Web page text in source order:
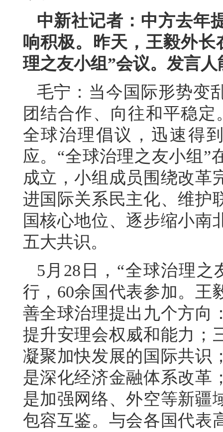
中新社记者：中方去年
响积极。昨天，王毅外
理之友小组”会议。发言
毛宁：当今国际形势变
团结合作、向往和平稳
全球治理倡议，迅速得
应。“全球治理之友小组”
成立，小组成员围绕改革
进国际关系民主化、维护
国核心地位、逐步缩小南
五大共识。
5月28日，“全球治理
行，60余国代表参加。王
善全球治理提出九个方向
提升安理会权威和能力；
凝聚加快发展的国际共识
是深化经济金融体系改革
是加强网络、外空等新疆
包容互鉴。与会各国代表